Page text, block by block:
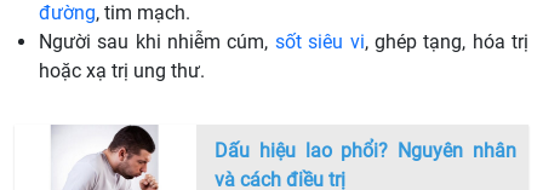
đường, tim mạch.
Người sau khi nhiễm cúm, sốt siêu vi, ghép tạng, hóa trị
hoặc xạ trị ung thư.
Dấu hiệu lao phổi? Nguyên nhân
và cách điều trị